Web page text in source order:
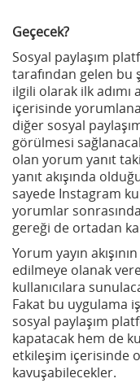
Uygulama
Geçecek?
Sosyal paylaşım
tarafından gelen
ilgili olarak ilk adımı
içerisinde
diğer sosyal
görülmesi
olan yorum yanıt
yanıt akışında
sayede Instagram
yorumlar
gereği de ortadan
Yorum yayın
edilmeye olanak
kullanıcılara
Fakat bu uygulama
sosyal paylaşım
kapatacak hem de
etkileşim içerisinde
kavuşabilecekler.